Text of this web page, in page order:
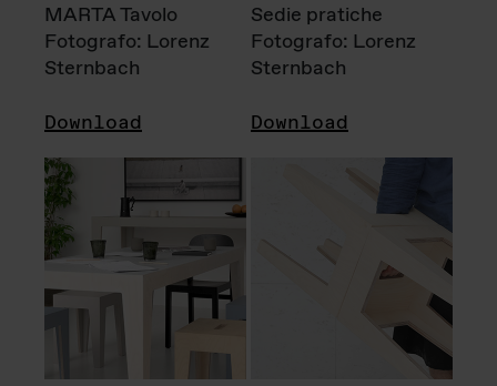
MARTA Tavolo
Fotografo: Lorenz
Sternbach
Download
Sedie pratiche
Fotografo: Lorenz
Sternbach
Download